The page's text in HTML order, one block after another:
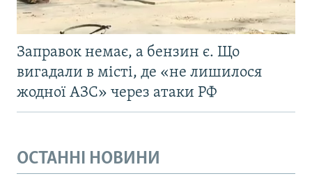
Заправок немає, а бензин є. Що
вигадали в місті, де «не лишилося
жодної АЗС» через атаки РФ
ОСТАННІ НОВИНИ